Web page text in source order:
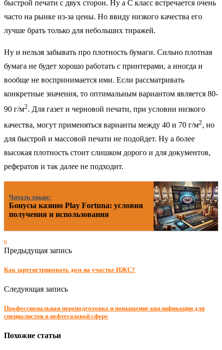
быстрой печати с двух сторон. Ну а С класс встречается очень
часто на рынке из-за цены. Но ввиду низкого качества его
лучше брать только для небольших тиражей.
Ну и нельзя забывать про плотность бумаги. Сильно плотная
бумага не будет хорошо работать с принтерами, а иногда и
вообще не воспринимается ими. Если рассматривать
конкретные значения, то оптимальным вариантом является 80-
90 г/м2. Для газет и черновой печати, при условии низкого
качества, могут применяться варианты между 40 и 70 г/м2, но
для быстрой и массовой печати не подойдет. Ну а более
высокая плотность стоит слишком дорого и для документов,
рефератов и так далее не подходит.
Читать также:
Бонусы казино Play Fortuna: условия
получения и использования
0
Предыдущая запись
Как зарегистрировать дом на участке ИЖС?
Следующая запись
Профессиональная переподготовка и повышение квалификации для
специалистов в нефтегазовой сфере
Похожие статьи